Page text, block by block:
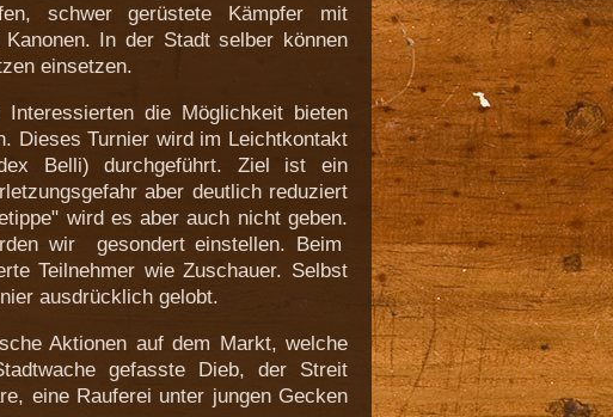
schwer gerüstete Kämpfer mit
In der Stadt selber können
einsetzen.
die Möglichkeit bieten
Dieses Turnier wird im Leichtkontakt
Belli) durchgeführt. Ziel ist ein
aber deutlich reduziert
wird es aber auch nicht geben.
wir gesondert einstellen. Beim
Teilnehmer wie Zuschauer. Selbst
ausdrücklich gelobt.
Aktionen auf dem Markt, welche
gefasste Dieb, der Streit
eine Rauferei unter jungen Gecken